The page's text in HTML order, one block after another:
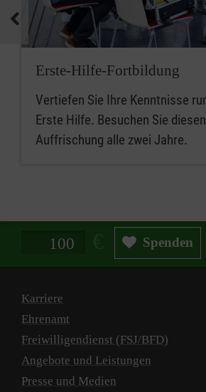
Erste-Hilfe-Fortbildung
Vertiefen Sie Ihre Kenntnisse
Erste Hilfe. Besuchen Sie
Auffrischung alle zwei Jahre.
Spendenbetrag in Euro Spenden
Karriere
Ehrenamt
Freiwilligendienst (FSJ/BFD)
Angebote und Leistungen
Presse und Medien